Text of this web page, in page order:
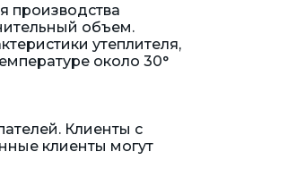
производства
объем.
утеплителя,
около 30°
Клиенты с
клиенты могут